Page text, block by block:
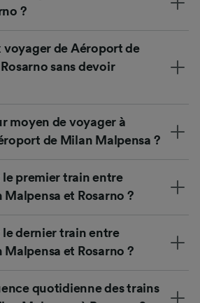
?
voyager de Aéroport de
sans devoir
moyen de voyager à
de Milan Malpensa ?
le premier train entre
et Rosarno ?
le dernier train entre
et Rosarno ?
quotidienne des trains